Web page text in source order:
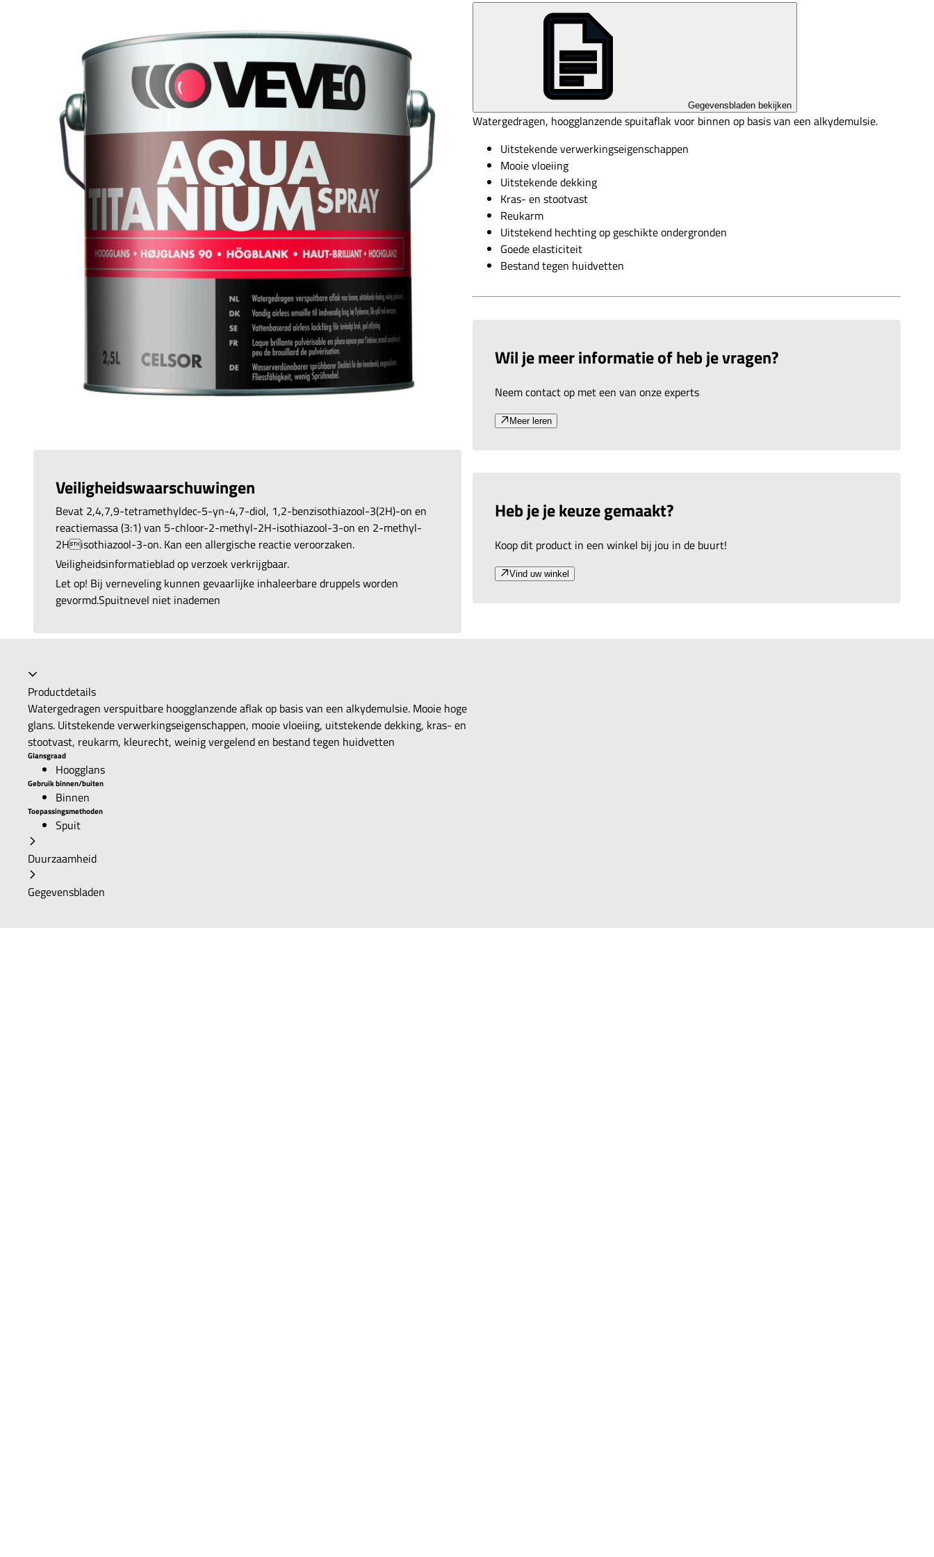
Veiligheidswaarschuwingen
Bevat 2,4,7,9-tetramethyldec-5-yn-4,7-diol, 1,2-benzisothiazool-3(2H)-on en
reactiemassa (3:1) van 5-chloor-2-methyl-2H-isothiazool-3-on en 2-methyl-
2Hisothiazool-3-on. Kan een allergische reactie veroorzaken.
Veiligheidsinformatieblad op verzoek verkrijgbaar.
Let op! Bij verneveling kunnen gevaarlijke inhaleerbare druppels worden
gevormd.Spuitnevel niet inademen
Gegevensbladen bekijken
Watergedragen, hoogglanzende spuitaflak voor binnen op basis van een alkydemulsie.
Uitstekende verwerkingseigenschappen
Mooie vloeiing
Uitstekende dekking
Kras- en stootvast
Reukarm
Uitstekend hechting op geschikte ondergronden
Goede elasticiteit
Bestand tegen huidvetten
Wil je meer informatie of heb je vragen?
Neem contact op met een van onze experts
Meer leren
Heb je je keuze gemaakt?
Koop dit product in een winkel bij jou in de buurt!
Vind uw winkel
Productdetails
Watergedragen verspuitbare hoogglanzende aflak op basis van een alkydemulsie. Mooie hoge
glans. Uitstekende verwerkingseigenschappen, mooie vloeiing, uitstekende dekking, kras- en
stootvast, reukarm, kleurecht, weinig vergelend en bestand tegen huidvetten
Glansgraad
Hoogglans
Gebruik binnen/buiten
Binnen
Toepassingsmethoden
Spuit
Duurzaamheid
Gegevensbladen